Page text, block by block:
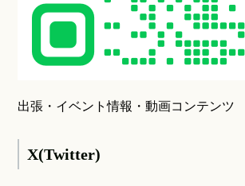
出張・イベント情報・動画コンテンツ
X(Twitter)